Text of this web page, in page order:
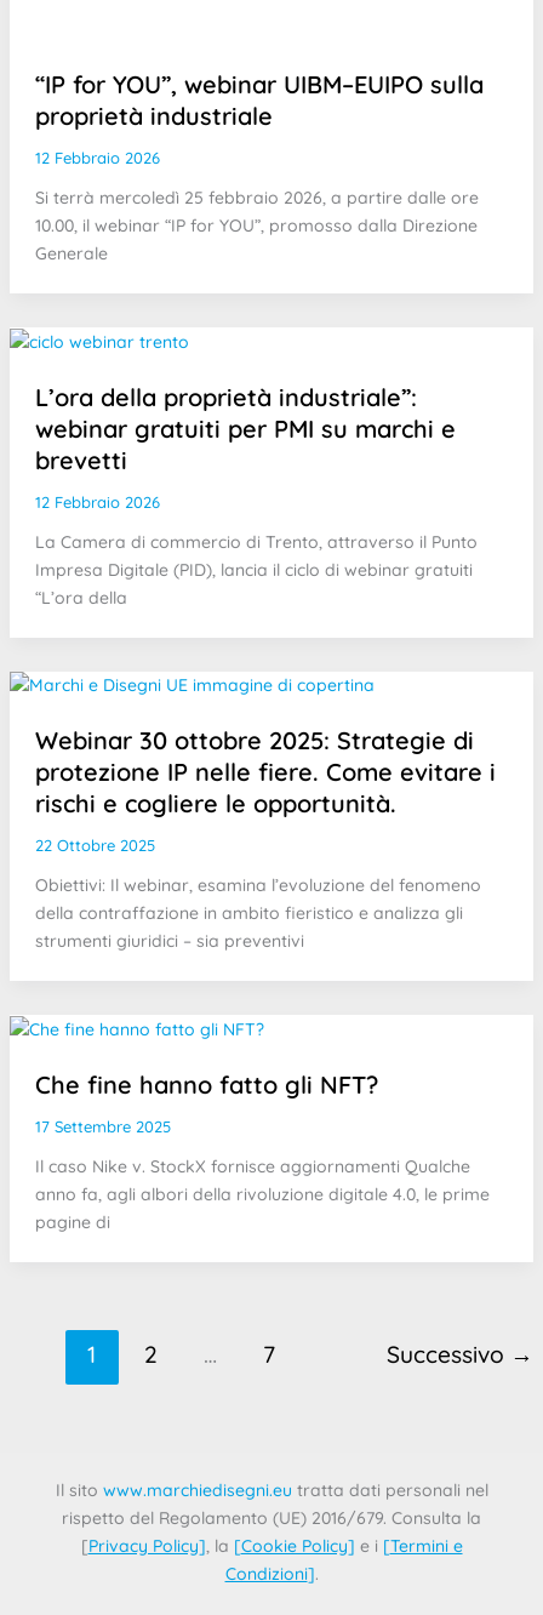
“IP for YOU”, webinar UIBM–EUIPO sulla
proprietà industriale
12 Febbraio 2026
Si terrà mercoledì 25 febbraio 2026, a partire dalle ore
10.00, il webinar “IP for YOU”, promosso dalla Direzione
Generale
L’ora della proprietà industriale”:
webinar gratuiti per PMI su marchi e
brevetti
12 Febbraio 2026
La Camera di commercio di Trento, attraverso il Punto
Impresa Digitale (PID), lancia il ciclo di webinar gratuiti
“L’ora della
Webinar 30 ottobre 2025: Strategie di
protezione IP nelle fiere. Come evitare i
rischi e cogliere le opportunità.
22 Ottobre 2025
Obiettivi: Il webinar, esamina l’evoluzione del fenomeno
della contraffazione in ambito fieristico e analizza gli
strumenti giuridici – sia preventivi
Che fine hanno fatto gli NFT?
17 Settembre 2025
Il caso Nike v. StockX fornisce aggiornamenti Qualche
anno fa, agli albori della rivoluzione digitale 4.0, le prime
pagine di
1 2 … 7 Successivo →
Il sito www.marchiedisegni.eu tratta dati personali nel
rispetto del Regolamento (UE) 2016/679. Consulta la
[Privacy Policy], la [Cookie Policy] e i [Termini e
Condizioni].